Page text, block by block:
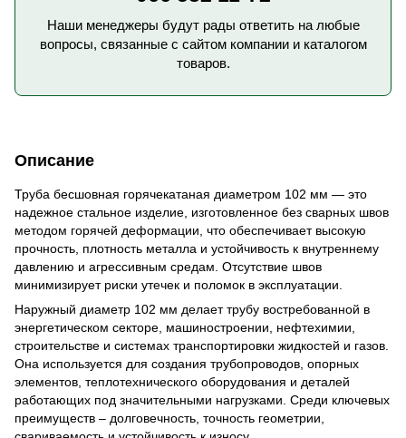
Наши менеджеры будут рады ответить на любые
вопросы, связанные с сайтом компании и каталогом
товаров.
Описание
Труба бесшовная горячекатаная диаметром 102 мм — это
надежное стальное изделие, изготовленное без сварных швов
методом горячей деформации, что обеспечивает высокую
прочность, плотность металла и устойчивость к внутреннему
давлению и агрессивным средам. Отсутствие швов
минимизирует риски утечек и поломок в эксплуатации.
Наружный диаметр 102 мм делает трубу востребованной в
энергетическом секторе, машиностроении, нефтехимии,
строительстве и системах транспортировки жидкостей и газов.
Она используется для создания трубопроводов, опорных
элементов, теплотехнического оборудования и деталей
работающих под значительными нагрузками. Среди ключевых
преимуществ – долговечность, точность геометрии,